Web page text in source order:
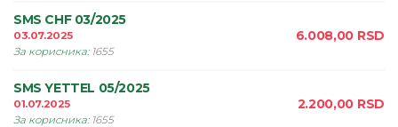
SMS CHF 03/2025
03.07.2025
За корисника: 1655
6.008,00 RSD
SMS YETTEL 05/2025
01.07.2025
За корисника: 1655
2.200,00 RSD